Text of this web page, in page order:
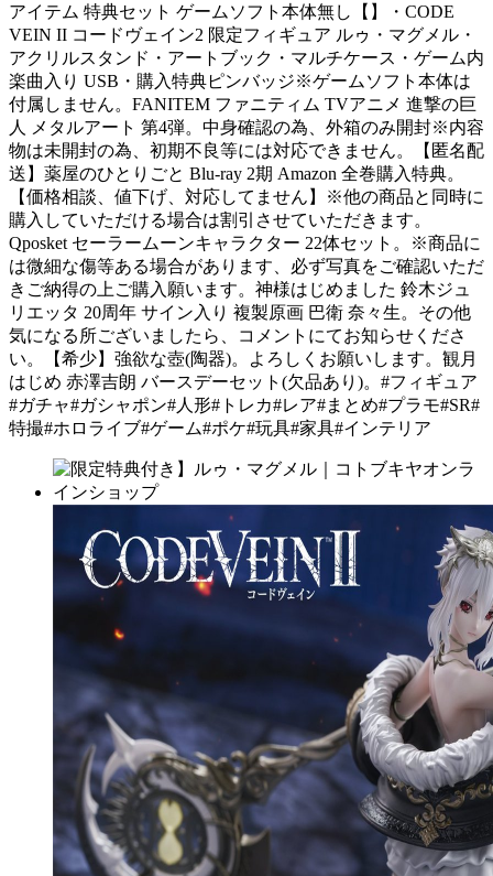
アイテム 特典セット ゲームソフト本体無し【】・CODE
VEIN II コードヴェイン2 限定フィギュア ルゥ・マグメル・
アクリルスタンド・アートブック・マルチケース・ゲーム内
楽曲入り USB・購入特典ピンバッジ※ゲームソフト本体は
付属しません。FANITEM ファニティム TVアニメ 進撃の巨
人 メタルアート 第4弾。中身確認の為、外箱のみ開封※内容
物は未開封の為、初期不良等には対応できません。【匿名配
送】薬屋のひとりごと Blu-ray 2期 Amazon 全巻購入特典。
【価格相談、値下げ、対応してません】※他の商品と同時に
購入していただける場合は割引させていただきます。
Qposket セーラームーンキャラクター 22体セット。※商品に
は微細な傷等ある場合があります、必ず写真をご確認いただ
きご納得の上ご購入願います。神様はじめました 鈴木ジュ
リエッタ 20周年 サイン入り 複製原画 巴衛 奈々生。その他
気になる所ございましたら、コメントにてお知らせくださ
い。【希少】強欲な壺(陶器)。よろしくお願いします。観月
はじめ 赤澤吉朗 バースデーセット(欠品あり)。#フィギュア
#ガチャ#ガシャポン#人形#トレカ#レア#まとめ#プラモ#SR#
特撮#ホロライブ#ゲーム#ポケ#玩具#家具#インテリア